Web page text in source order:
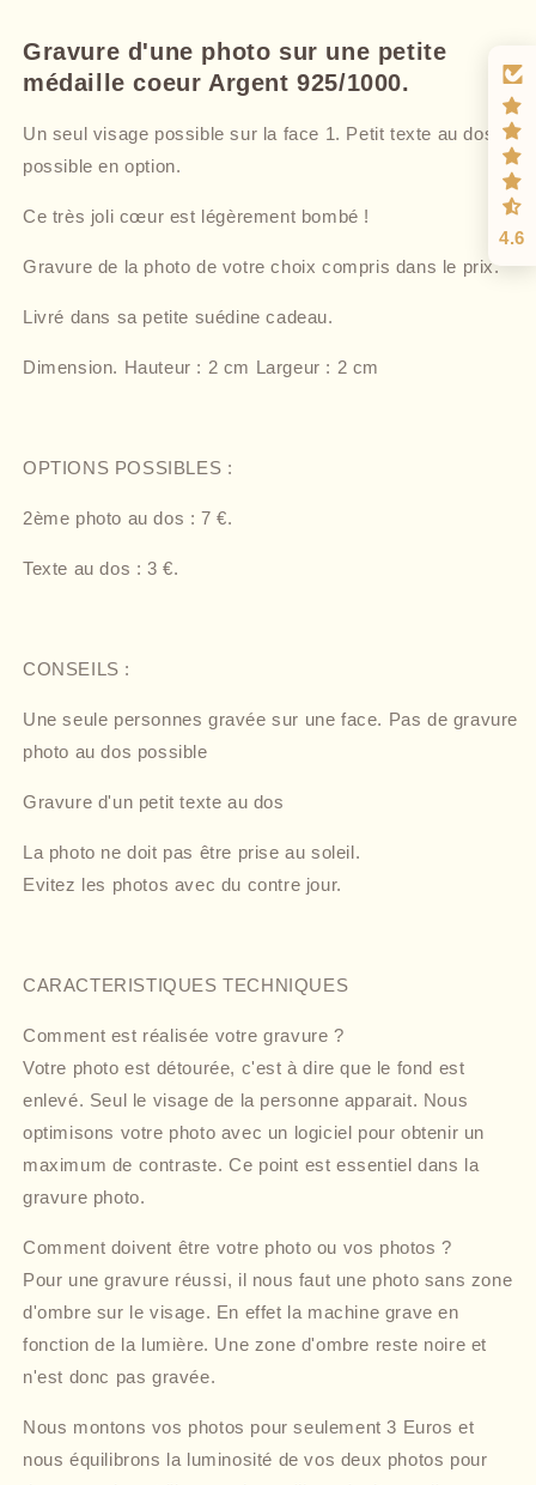
Gravure d'une photo sur une petite
médaille coeur Argent 925/1000.
Un seul visage possible sur la face 1. Petit texte au dos
possible en option.
Ce très joli cœur est légèrement bombé !
Gravure de la photo de votre choix compris dans le prix.
Livré dans sa petite suédine cadeau.
Dimension. Hauteur : 2 cm Largeur : 2 cm
OPTIONS POSSIBLES :
2ème photo au dos : 7 €.
Texte au dos : 3 €.
CONSEILS :
Une seule personnes gravée sur une face. Pas de gravure
photo au dos possible
Gravure d'un petit texte au dos
La photo ne doit pas être prise au soleil.
Evitez les photos avec du contre jour.
CARACTERISTIQUES TECHNIQUES
Comment est réalisée votre gravure ?
Votre photo est détourée, c'est à dire que le fond est
enlevé. Seul le visage de la personne apparait. Nous
optimisons votre photo avec un logiciel pour obtenir un
maximum de contraste. Ce point est essentiel dans la
gravure photo.
Comment doivent être votre photo ou vos photos ?
Pour une gravure réussi, il nous faut une photo sans zone
d'ombre sur le visage. En effet la machine grave en
fonction de la lumière. Une zone d'ombre reste noire et
n'est donc pas gravée.
Nous montons vos photos pour seulement 3 Euros et
nous équilibrons la luminosité de vos deux photos pour
4.6